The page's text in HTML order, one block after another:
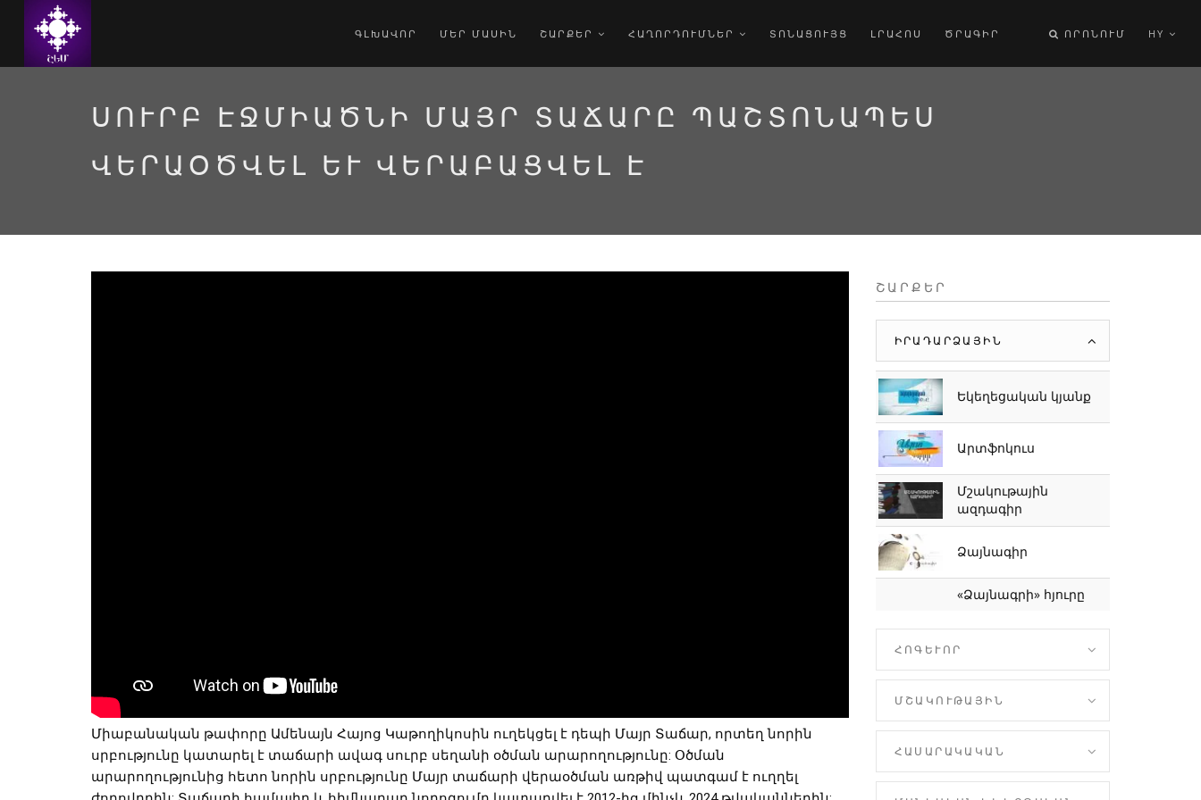
ԳԼԽԱՎՈՐ ՄԵՐ ՄԱՍԻՆ ՇԱՐՔԵՐ ՀԱՂՈՐԴՈՒՄՆԵՐ ՏՈՆԱՑՈՒՅՑ ԼՐԱՀՈՍ ԾՐԱԳԻՐ ՈՐՈՆՈՒՄ HY
ՍՈՒՐԲ ԷՋՄԻԱԾՆԻ ՄԱՅՐ ՏԱՃԱՐԸ ՊԱՇՏՈՆԱՊԵՍ
ՎԵՐԱՕԾՎԵԼ ԵՒ ՎԵՐԱԲԱՑՎԵԼ Է
Միաբանական թափորը Ամենայն Հայոց Կաթողիկոսին ուղեկցել է դեպի Մայր Տաճար, որտեղ նորին
սրբությունը կատարել է տաճարի ավագ սուրբ սեղանի օծման արարողությունը: Օծման
արարողությունից հետո նորին սրբությունը Մայր տաճարի վերաօծման առթիվ պատգամ է ուղղել
ՇԱՐՔԵՐ
ԻՐԱԴԱՐՁԱՅԻՆ
Եկեղեցական կյանք
Արտֆոկուս
Մշակութային
ազդագիր
Ձայնագիր
«Ձայնագրի» հյուրը
ՀՈԳԵՒՈՐ
ՄՇԱԿՈՒԹԱՅԻՆ
ՀԱՍԱՐԱԿԱԿԱՆ